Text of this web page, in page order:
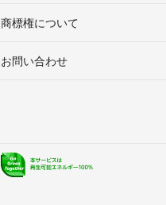
商標権について
お問い合わせ